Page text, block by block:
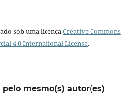
sob uma licençaCreative Commons
4.0 International License.
mesmo(s) autor(es)